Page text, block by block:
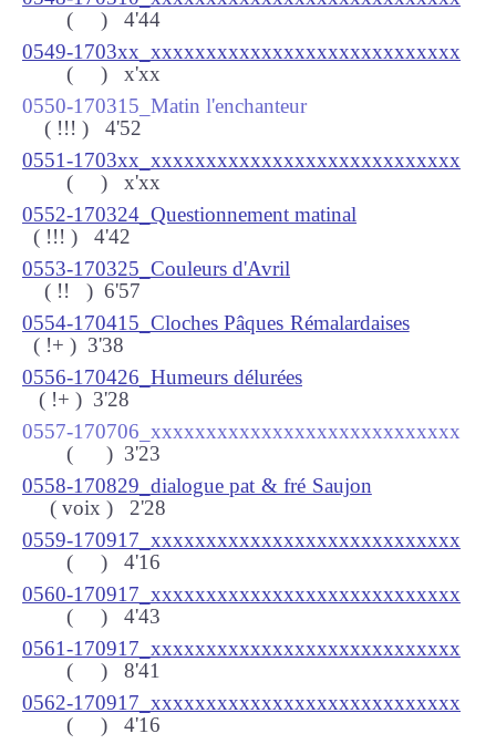
( ) 4'44
0549-1703xx_xxxxxxxxxxxxxxxxxxxxxxxxxxxx
( ) x'xx
0550-170315_Matin l'enchanteur
( !!! ) 4'52
0551-1703xx_xxxxxxxxxxxxxxxxxxxxxxxxxxxx
( ) x'xx
0552-170324_Questionnement matinal
( !!! ) 4'42
0553-170325_Couleurs d'Avril
( !! ) 6'57
0554-170415_Cloches Pâques Rémalardaises
( !+ ) 3'38
0556-170426_Humeurs délurées
( !+ ) 3'28
0557-170706_xxxxxxxxxxxxxxxxxxxxxxxxxxxx
( ) 3'23
0558-170829_dialogue pat & fré Saujon
( voix ) 2'28
0559-170917_xxxxxxxxxxxxxxxxxxxxxxxxxxxx
( ) 4'16
0560-170917_xxxxxxxxxxxxxxxxxxxxxxxxxxxx
( ) 4'43
0561-170917_xxxxxxxxxxxxxxxxxxxxxxxxxxxx
( ) 8'41
0562-170917_xxxxxxxxxxxxxxxxxxxxxxxxxxxx
( ) 4'16